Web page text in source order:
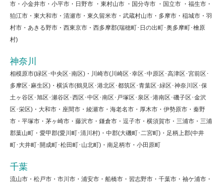
市・小金井市・小平市・日野市 ・東村山市 ・国分寺市 ・国立市 ・福生市・
狛江市・東大和市・清瀬市・東久留米市・武蔵村山市・多摩市・稲城市・羽
村市・あきる野市・西東京市・西多摩郡(瑞穂町･日の出町･奥多摩町･檜原
村)
神奈川
相模原市(緑区･中央区･南区)・川崎市(川崎区･幸区･中原区･高津区･宮前区･
多摩区･麻生区)・横浜市(鶴見区･港北区･都筑区･青葉区･緑区･神奈川区･保
土ヶ谷区･旭区･瀬谷区･西区･中区･南区･戸塚区･泉区･港南区･磯子区･金沢
区･栄区)・大和市・座間市・綾瀬市・海老名市・厚木市・伊勢原市・秦野
市・平塚市・茅ヶ崎市・藤沢市・鎌倉市・逗子市・横須賀市・三浦市・三浦
郡葉山町・愛甲郡(愛川町･清川村)・中郡(大磯町･二宮町)・足柄上郡(中井
町･大井町･開成町･松田町･山北町)・南足柄市・小田原町
千葉
流山市・松戸市・市川市・浦安市・船橋市・習志野市・千葉市・袖ケ浦市・